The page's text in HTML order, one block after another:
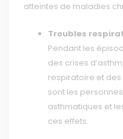
atteintes de maladies
Troubles
Pendant les
des crises
respiratoire et
sont les
asthmatiques et
ces effets.